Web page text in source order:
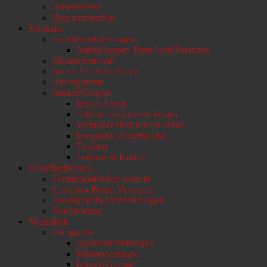
Arbeitsweise
Zusammenarbeit
Seminare
Familienaufstellungen
Aufstellungen: Beruf und Finanzen
Männerseminare
Innere Arbeit für Paare
Enneagramm
IntensivGruppe
Innere Arbeit
Schritte des inneren Weges
Verbindlichkeit mit dir selbst
Integrative Arbeitsweise
Themen
Termine & Kosten
Einzelbegleitung
Familienaufstellen einzeln
Coaching Beruf, Finanzen
Enneagramm Einzelsitzungen
Paarberatung
Mediathek
Fotogalerie
Systemaufstellungen
Männerseminare
IntensivGruppe